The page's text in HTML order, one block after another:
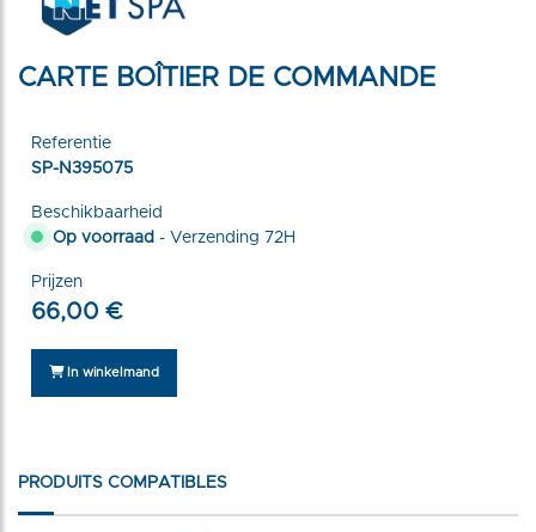
CARTE BOÎTIER DE COMMANDE
Referentie
SP-N395075
Beschikbaarheid
Op voorraad - Verzending 72H
Prijzen
66,00 €
In winkelmand
PRODUITS COMPATIBLES